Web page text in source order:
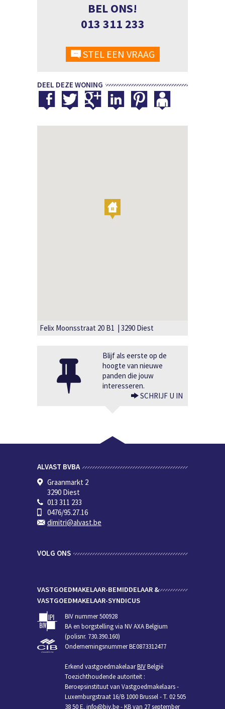
BEL ONS!
013 311 233
STEL EEN VRAAG
DEEL DEZE WONING
Felix Moonsstraat 20 B1 | 3290 Diest
Blijf als eerste op de
hoogte van nieuwe
panden die jouw
interesseren.
SCHRIJF U IN
ALVAST BVBA
Graanmarkt 2
3290 Diest
013 311 233
0476/95.27.16
dimitri@alvast.be
VOLG ONS
VASTGOEDMAKELAAR-BEMIDDELAAR &
VASTGOEDMAKELAAR-SYNDICUS
BIV nummer 500928
BA en borgstelling via NV AXA Belgium
(polisnr. 730.390.160)
Ondernemingsnummer BE0873312477
Erkend vastgoedmakelaarBIVBelgië
Toezichthoudende autoriteit :
Beroepsinstituut van Vastgoedmakelaars -
Luxemburgstraat 16/B 1000 Brussel - T. 02 505
38 50 E. info@biv.be-KB van 27 september